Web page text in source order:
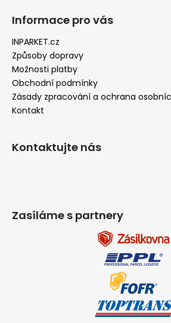
Informace pro vás
INPARKET.cz
Způsoby dopravy
Možnosti platby
Obchodní podmínky
Zásady zpracování a ochrana
Kontakt
Kontaktujte nás
Zasíláme s partnery